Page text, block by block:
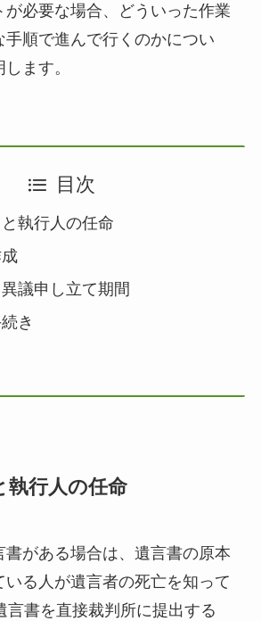
が必要な場合、どういった作業
手順で進んで行くのかについ
ます。
目次
執行人の任命
議申し立て期間
き
執行人の任命
書がある場合は、遺言書の原本
いる人が遺言者の死亡を知って
言書を直接裁判所に提出する